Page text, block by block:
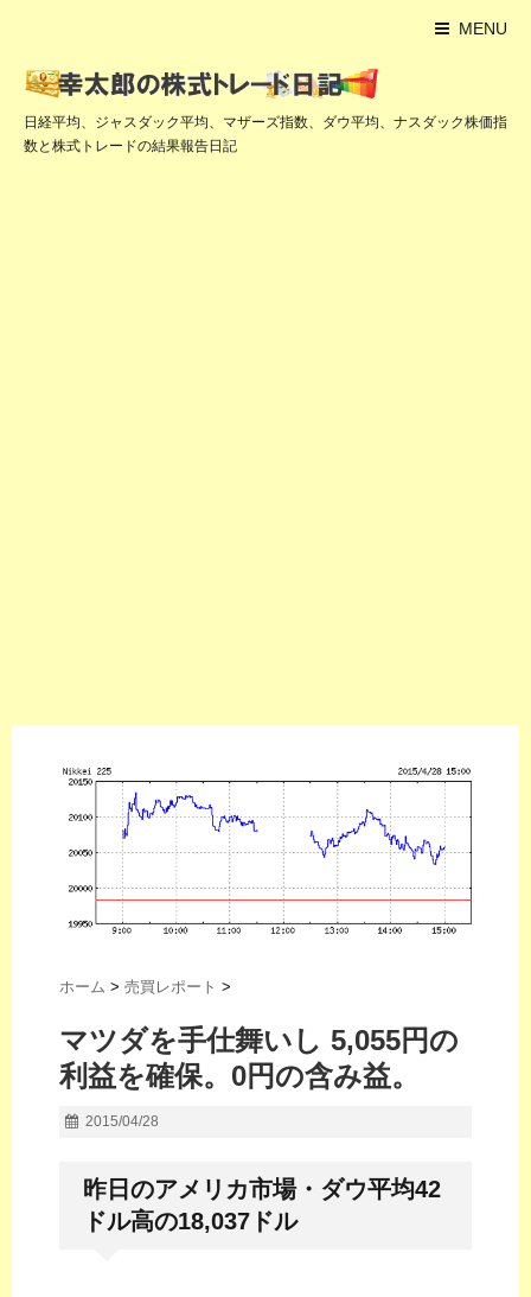
MENU
日経平均、ジャスダック平均、マザーズ指数、ダウ平均、ナスダック株価指
数と株式トレードの結果報告日記
ホーム > 売買レポート >
マツダを手仕舞いし 5,055円の
利益を確保。0円の含み益。
2015/04/28
昨日のアメリカ市場・ダウ平均42
ドル高の18,037ドル